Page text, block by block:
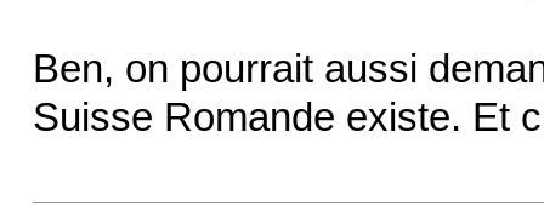
Ben, on pourrait aussi
Suisse Romande existe. Et